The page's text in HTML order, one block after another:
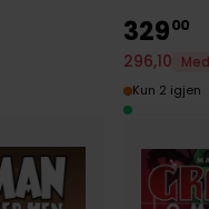
32900
296,10
Kun 2 igjen